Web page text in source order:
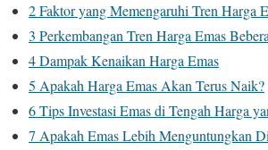
2Faktor yang Memengaruhi Tren Harga
3 Perkembangan Tren Harga Emas
4Dampak Kenaikan Harga Emas
5 Apakah Harga Emas Akan Terus Naik?
6Tips Investasi Emas di Tengah Harga
7 Apakah Emas Lebih Menguntungkan